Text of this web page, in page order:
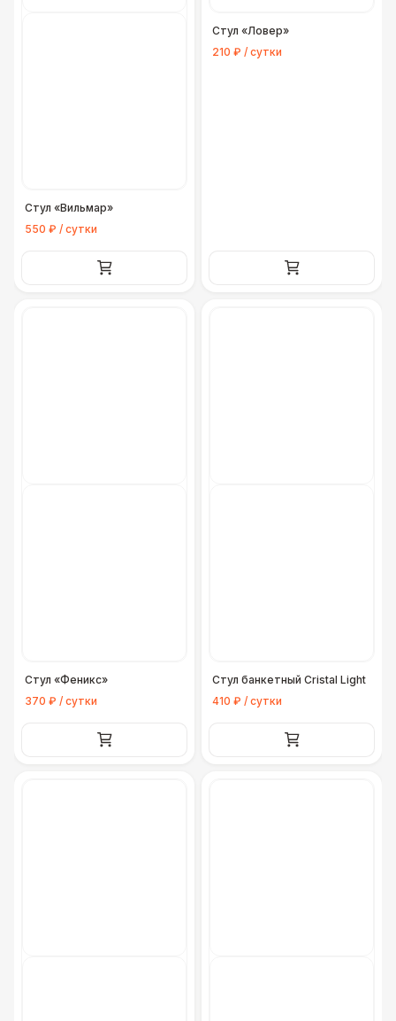
Стул «Вильмар»
550 ₽ / сутки
Стул «Ловер»
210 ₽ / сутки
Стул «Феникс»
370 ₽ / сутки
Стул банкетный Cristal Light
410 ₽ / сутки